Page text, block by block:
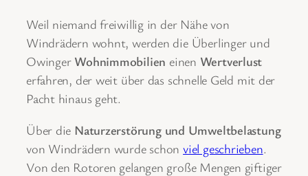
Weil niemand freiwillig in der Nähe von
Windrädern wohnt, werden die Überlinger und
Owinger Wohnimmobilien einen Wertverlust
erfahren, der weit über das schnelle Geld mit der
Pacht hinaus geht.
Über die Naturzerstörung und Umweltbelastung
von Windrädern wurde schonviel geschrieben.
Von den Rotoren gelangen große Mengen giftiger